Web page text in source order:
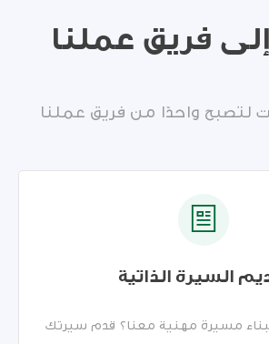
فريق عملنا
السيرة الذاتية
مسيرة مهنية معنا؟ قدم سيرتك